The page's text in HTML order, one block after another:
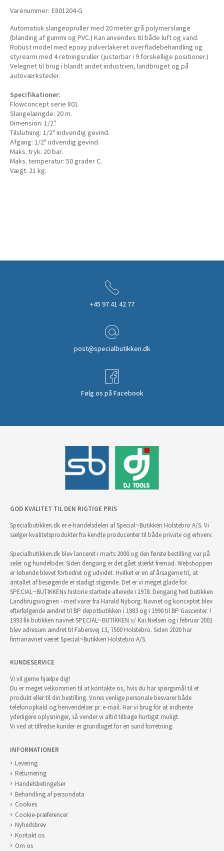
Varenummer: E801204-G
Automatisk slangeopruller med 20 meter grå polymerslange
(blanding af gummi og PVC.) Kan anvendes til både luft og vand.
Robust model med epoxy pulverlakeret overfladebehandling og
styrearm med 4 retningsruller (justerbar i 9 forskellige positioner.)
Velegnet til brug i blandt andet industrien, landbruget og på
autoværksteder.
Specifikationer:
Flowconcept serie 801.
Slangelængde: 20 m.
Dimension: 1/2".
Tilslutning: 1/2" indvendig gevind.
Afgang: 1/2" udvendig gevind.
Maks. tryk: 20 bar.
Maks. temperatur: 50 grader C.
Vægt: 21 kg.
+45 97 41 42 77
post@specialbutikken.dk
Følg os på Facebook
GOD KVALITET TIL DEN RIGTIGE PRIS
Specialbutikken.dk er e-handelsdelen af Special~Butikken Holstebro A/S. Vi
sælger kvalitetsprodukter fra kendte producenter til både private og erhverv.
Specialbutikken.dk blev lanceret i marts 2008 og den første bestilling var på
seler og hundefoder. Siden dengang er det gået stærkt fremad. Webshoppen
er løbende blevet forbedret og udvidet. Hvilket er en af årsagerne til, at
antallet af besøgende er stadigt stigende. Det er vi meget glade for.
SPECIAL~BUTIKKENs historie startede allerede i 1978. Dengang hed butikken
Landbrugsvognen - med varer fra Harald Nyborg. Navnet og konceptet blev
efterfølgende ændret til BP depotbutikken i 1983 og i 1990 til BP Gascenter. I
1993 fik butikken navnet SPECIAL~BUTIKKEN v/ Kai Nielsen og i februar 2001
blev adressen ændret til Fabersvej 13, 7500 Holstebro. Siden 2020 har
firmanavnet været Special~Butikken Holstebro A/S.
KUNDESERVICE
Vi vil gerne hjælpe dig!
Du er meget velkommen til at kontakte os, hvis du har spørgsmål til et
produkt eller til din bestilling. Vores venlige personale besvarer både
telefonopkald og henvendelser pr. e-mail. Har vi brug for at indhente
yderligere oplysninger, så vender vi altid tilbage hurtigst muligt.
Vi ved at tilfredse kunder er grundlaget for en sund forretning.
INFORMATIONER
Levering
Returnering
Handelsbetingelser
Behandling af persondata
Cookies
Cookie-præferencer
Nyhedsbrev
Kontakt os
Om os